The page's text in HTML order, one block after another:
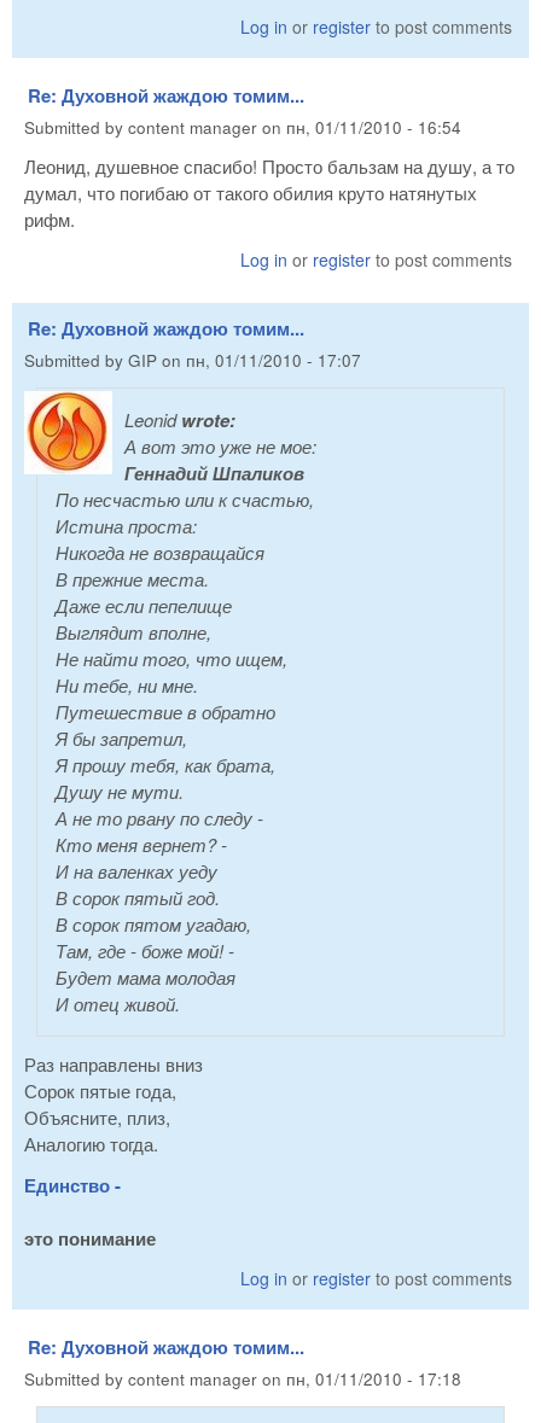
Log in or register to post comments
Re: Духовной жаждою томим...
Submitted by content manager on пн, 01/11/2010 - 16:54
Леонид, душевное спасибо! Просто бальзам на душу, а то
думал, что погибаю от такого обилия круто натянутых
рифм.
Log in or register to post comments
Re: Духовной жаждою томим...
Submitted by GIP on пн, 01/11/2010 - 17:07
Leonidwrote:
А вот это уже не мое:
Геннадий Шпаликов
По несчастью или к счастью,
Истина проста:
Никогда не возвращайся
В прежние места.
Даже если пепелище
Выглядит вполне,
Не найти того, что ищем,
Ни тебе, ни мне.
Путешествие в обратно
Я бы запретил,
Я прошу тебя, как брата,
Душу не мути.
А не то рвану по следу -
Кто меня вернет? -
И на валенках уеду
В сорок пятый год.
В сорок пятом угадаю,
Там, где - боже мой! -
Будет мама молодая
И отец живой.
Раз направлены вниз
Сорок пятые года,
Объясните, плиз,
Аналогию тогда.
Единство -
это понимание
Log in or register to post comments
Re: Духовной жаждою томим...
Submitted by content manager on пн, 01/11/2010 - 17:18